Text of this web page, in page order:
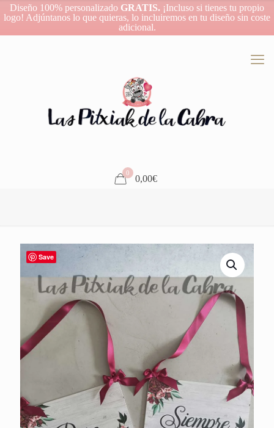
Diseño 100% personalizado GRATIS. ¡Incluso si tienes tu propio
logo! Adjúntanos lo que quieras, lo incluiremos en tu diseño sin coste
adicional.
0
0,00€
Save